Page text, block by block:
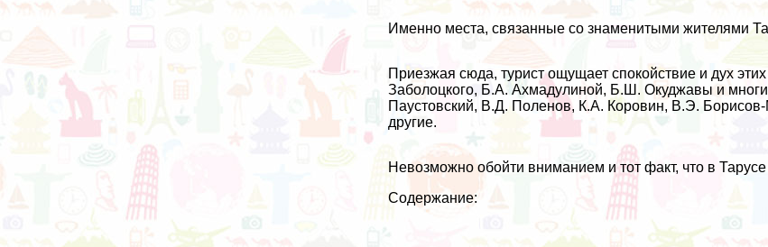
Именно места, связанные со знаменитыми жителями
Приезжая сюда, турист ощущает спокойствие и дух
Заболоцкого, Б.А. Ахмадулиной, Б.Ш. Окуджавы и
Паустовский, В.Д. Поленов, К.А. Коровин, В.Э.
другие.
Невозможно обойти вниманием и тот факт, что в
Содержание: